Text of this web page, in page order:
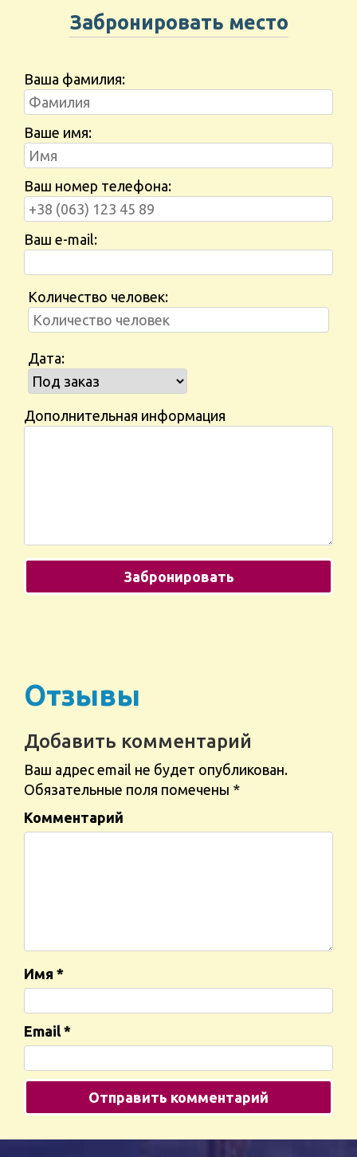
Забронировать место
Ваша фамилия:
Ваше имя:
Ваш номер телефона:
Ваш e-mail:
Количество человек:
Дата:
Дополнительная информация
Отзывы
Добавить комментарий
Ваш адрес email не будет опубликован.
Обязательные поля помечены *
Комментарий
Имя *
Email *